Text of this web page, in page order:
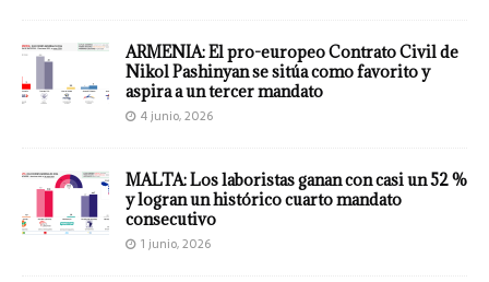
ARMENIA: El pro-europeo Contrato Civil de
Nikol Pashinyan se sitúa como favorito y
aspira a un tercer mandato
4 junio, 2026
MALTA: Los laboristas ganan con casi un 52 %
y logran un histórico cuarto mandato
consecutivo
1 junio, 2026